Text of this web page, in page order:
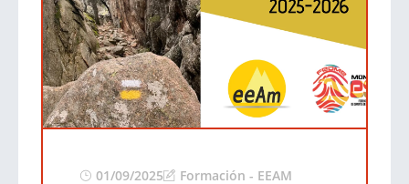
01/09/2025 Formación - EEAM